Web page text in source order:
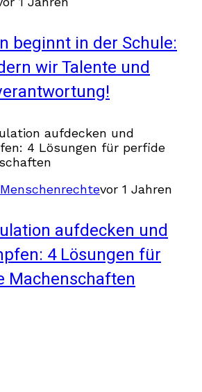
beginnt in der Schule:
wir Talente und
vor 1 Jahren
aufdecken und
4 Lösungen für
Machenschaften